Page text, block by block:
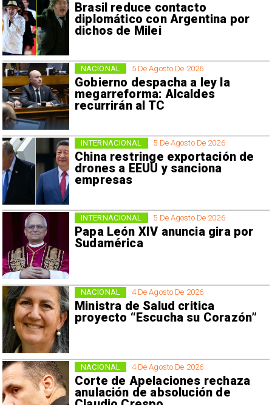
Brasil reduce contacto
diplomático con Argentina por
dichos de Milei
5 De Agosto De 2026
Gobierno despacha a ley la
megarreforma: Alcaldes
recurrirán al TC
NACIONAL
5 De Agosto De 2026
China restringe exportación de
drones a EEUU y sanciona
empresas
INTERNACIONAL
5 De Agosto De 2026
Papa León XIV anuncia gira por
Sudamérica
INTERNACIONAL
4 De Agosto De 2026
Ministra de Salud critica
proyecto “Escucha su Corazón”
NACIONAL
4 De Agosto De 2026
Corte de Apelaciones rechaza
anulación de absolución de
NACIONAL